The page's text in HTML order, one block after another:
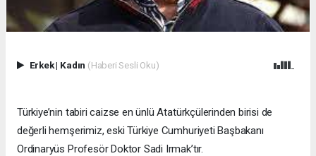
Erkek| Kadın (Haberi Sesli Oku)
Türkiye’nin tabiri caizse en ünlü Atatürkçülerinden birisi de
değerli hemşerimiz, eski Türkiye Cumhuriyeti Başbakanı
Ordinaryüs Profesör Doktor Sadi Irmak’tır.